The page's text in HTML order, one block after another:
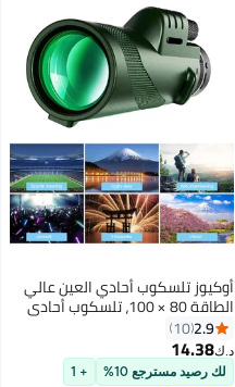
أوكيوز تلسكوب أحادي العين عالي
الطاقة 80 × 100، تلسكوب أحادي
العين احترافي عالي الدقة، تلسكوب
ذو مجال رؤية واسع، مناسب
لمشاهدة الطيور والصيد والسفر
2.9
10
د.ك‏14.38
لك رصيد مسترجع 10% + 1